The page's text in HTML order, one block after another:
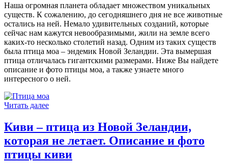
Наша огромная планета обладает множеством уникальных
существ. К сожалению, до сегодняшнего дня не все животные
остались на ней. Немало удивительных созданий, которые
сейчас нам кажутся невообразимыми, жили на земле всего
каких-то несколько столетий назад. Одним из таких существ
была птица моа – эндемик Новой Зеландии. Эта вымершая
птица отличалась гигантскими размерами. Ниже Вы найдете
описание и фото птицы моа, а также узнаете много
интересного о ней.
Читать далее
Киви – птица из Новой Зеландии,
которая не летает. Описание и фото
птицы киви